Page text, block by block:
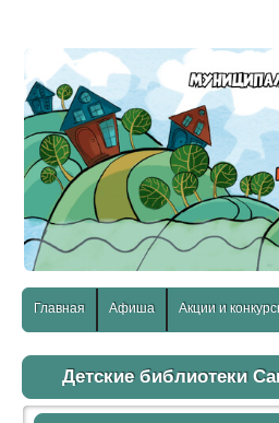
Главная Афиша Акции и
Детские библиотеки